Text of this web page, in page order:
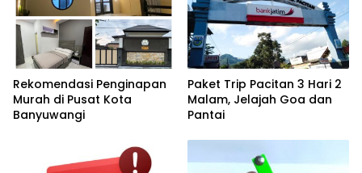
Rekomendasi Penginapan
Murah di Pusat Kota
Banyuwangi
Paket Trip Pacitan 3 Hari 2
Malam, Jelajah Goa dan
Pantai